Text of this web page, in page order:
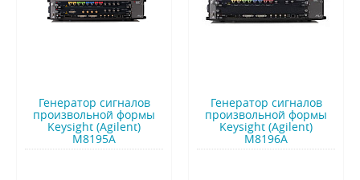
Генератор сигналов
произвольной формы
Keysight (Agilent)
M8195A
Генератор сигналов
произвольной формы
Keysight (Agilent)
M8196A